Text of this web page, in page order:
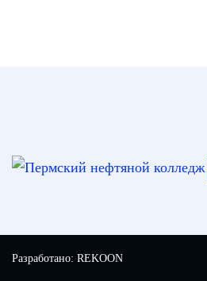
Разработано: REKOON